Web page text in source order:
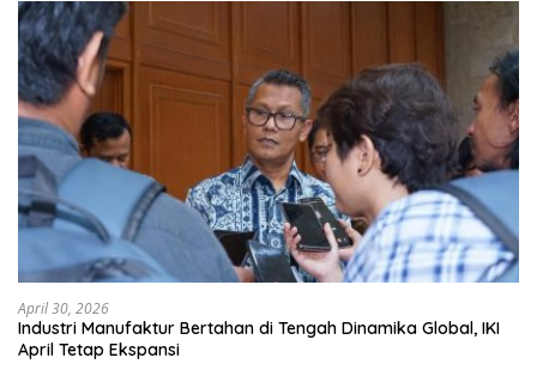
April 30, 2026
Industri Manufaktur Bertahan di Tengah Dinamika Global, IKI
April Tetap Ekspansi